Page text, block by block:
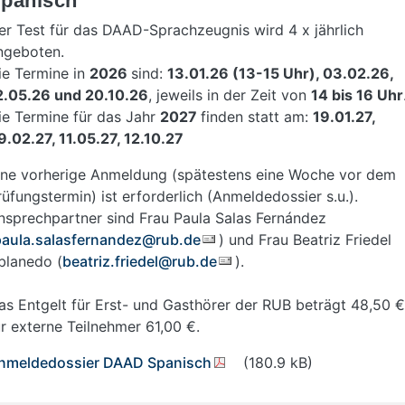
Test für das DAAD-Sprachzeugnis wird 4 x jährlich
Termine in 2026 sind: 13.01.26 (13-15 Uhr), 03.02.26,
und 20.10.26, jeweils in der Zeit von 14 bis 16 Uhr
Termine für das Jahr 2027 finden statt am: 19.01.27,
11.05.27, 12.10.27
vorherige Anmeldung (spätestens eine Woche vor dem
ist erforderlich (Anmeldedossier s.u.).
sind Frau Paula Salas Fernández
) und Frau Beatriz Friedel
(beatriz.friedel@rub.de ).
Entgelt für Erst- und Gasthörer der RUB beträgt 48,50
externe Teilnehmer 61,00 €.
DAAD Spanisch
(180.9 kB)